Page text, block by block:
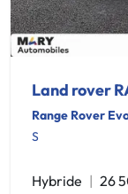
Land rover
Range Rover
S
Hybride 26